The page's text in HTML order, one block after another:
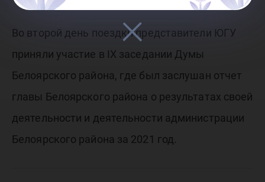
Во второй день поездки представители ЮГУ
приняли участие в IX заседании Думы
Белоярского района, где был заслушан отчет
главы Белоярского района о результатах своей
деятельности и деятельности администрации
Белоярского района за 2021 год.